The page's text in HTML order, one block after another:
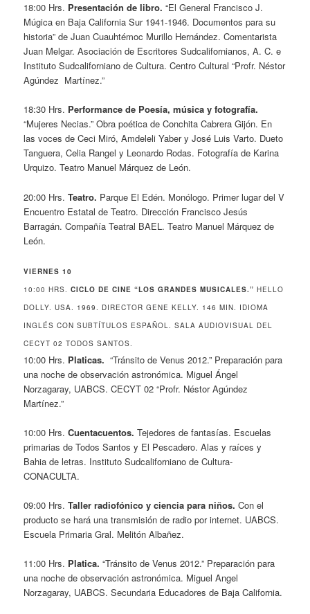
18:00 Hrs. Presentación de libro.“El General Francisco J.
Múgica en Baja California Sur 1941-1946. Documentos para su
historia” de Juan Cuauhtémoc Murillo Hernández. Comentarista
Juan Melgar. Asociación de Escritores Sudcalifornianos, A. C. e
Instituto Sudcaliforniano de Cultura. Centro Cultural “Profr. Néstor
Agúndez Martínez.”
18:30 Hrs. Performance de Poesía, música y fotografía.
“Mujeres Necias.” Obra poética de Conchita Cabrera Gijón. En
las voces de Ceci Miró, Amdeleli Yaber y José Luis Varto. Dueto
Tanguera, Celia Rangel y Leonardo Rodas. Fotografía de Karina
Urquizo. Teatro Manuel Márquez de León.
20:00 Hrs.Teatro. Parque El Edén. Monólogo. Primer lugar del V
Encuentro Estatal de Teatro. Dirección Francisco Jesús
Barragán. Compañía Teatral BAEL. Teatro Manuel Márquez de
León.
VIERNES 10
10:00 HRS.CICLO DE CINE “LOS GRANDES MUSICALES.”HELLO
DOLLY. USA. 1969. DIRECTOR GENE KELLY. 146 MIN. IDIOMA
INGLÉS CON SUBTÍTULOS ESPAÑOL. SALA AUDIOVISUAL DEL
CECYT 02 TODOS SANTOS.
10:00 Hrs. Platicas. “Tránsito de Venus 2012.” Preparación para
una noche de observación astronómica. Miguel Ángel
Norzagaray, UABCS. CECYT 02 “Profr. Néstor Agúndez
Martínez.”
10:00 Hrs.Cuentacuentos. Tejedores de fantasías. Escuelas
primarias de Todos Santos y El Pescadero. Alas y raíces y
Bahia de letras. Instituto Sudcaliforniano de Cultura-
CONACULTA.
09:00 Hrs.Taller radiofónico y ciencia para niños.Con el
producto se hará una transmisión de radio por internet. UABCS.
Escuela Primaria Gral. Melitón Albañez.
11:00 Hrs. Platica. “Tránsito de Venus 2012.” Preparación para
una noche de observación astronómica. Miguel Angel
Norzagaray, UABCS. Secundaria Educadores de Baja California.